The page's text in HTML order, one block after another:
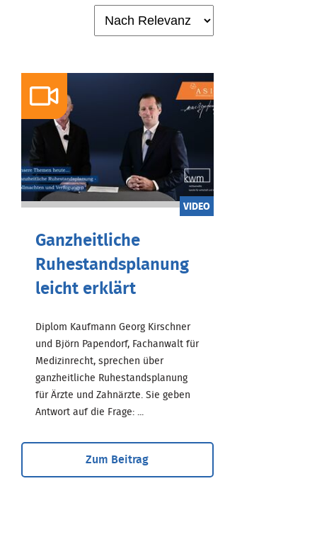
VIDEO
Ganzheitliche
Ruhestandsplanung
leicht erklärt
Diplom Kaufmann Georg Kirschner
und Björn Papendorf, Fachanwalt für
Medizinrecht, sprechen über
ganzheitliche Ruhestandsplanung
für Ärzte und Zahnärzte. Sie geben
Antwort auf die Frage: ...
Zum Beitrag